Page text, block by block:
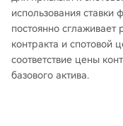
использования ставки
постоянно
контракта и спотовой
соответствие цены
базового актива.